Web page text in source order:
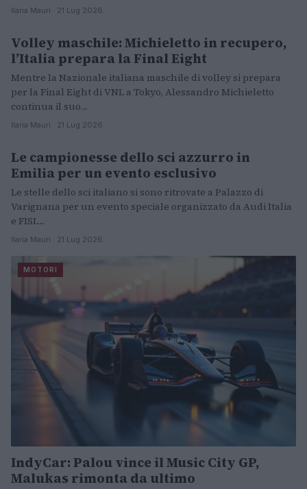
Ilaria Mauri · 21 Lug 2026
ALTRI SPORT
Volley maschile: Michieletto in recupero,
l’Italia prepara la Final Eight
Mentre la Nazionale italiana maschile di volley si prepara
per la Final Eight di VNL a Tokyo, Alessandro Michieletto
continua il suo…
Ilaria Mauri · 21 Lug 2026
ALTRI SPORT
Le campionesse dello sci azzurro in
Emilia per un evento esclusivo
Le stelle dello sci italiano si sono ritrovate a Palazzo di
Varignana per un evento speciale organizzato da Audi Italia
e FISI.…
Ilaria Mauri · 21 Lug 2026
MOTORI
IndyCar: Palou vince il Music City GP,
Malukas rimonta da ultimo